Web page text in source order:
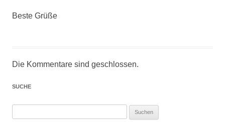
Beste Grüße
Die Kommentare sind geschlossen.
SUCHE